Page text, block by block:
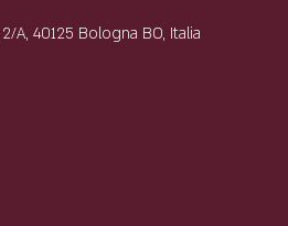
A, 40125 Bologna BO, Italia